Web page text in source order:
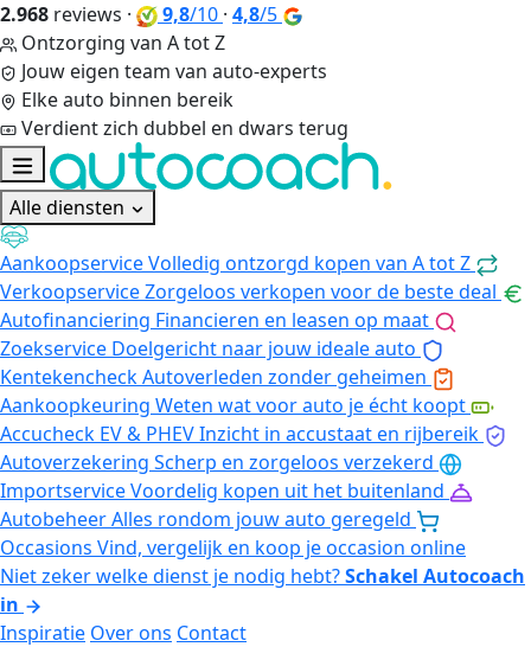
2.968 reviews · 9,8/10 · 4,8/5
Ontzorging van A tot Z
Jouw eigen team van auto-experts
Elke auto binnen bereik
Verdient zich dubbel en dwars terug
Alle diensten
AankoopserviceVolledig ontzorgd kopen van A tot Z
VerkoopserviceZorgeloos verkopen voor de beste deal
Autofinanciering Financieren en leasen op maat
Zoekservice Doelgericht naar jouw ideale auto
KentekencheckAutoverleden zonder geheimen
Aankoopkeuring Weten wat voor auto je écht koopt
Accucheck EV & PHEVInzicht in accustaat en rijbereik
Autoverzekering Scherp en zorgeloos verzekerd
ImportserviceVoordelig kopen uit het buitenland
AutobeheerAlles rondom jouw auto geregeld
Occasions Vind, vergelijk en koop je occasion online
Niet zeker welke dienst je nodig hebt?Schakel Autocoach
in
Inspiratie Over ons Contact